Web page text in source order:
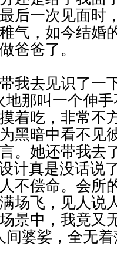
后一次见面时
气，如今结婚
爸爸了。
我去见识了一
地那叫一个伸
着吃，非常不
黑暗中看不见
。她还带我去
计真是没话说
不偿命。会所
场飞，见人说
景中，我竟又
间婆娑，全无